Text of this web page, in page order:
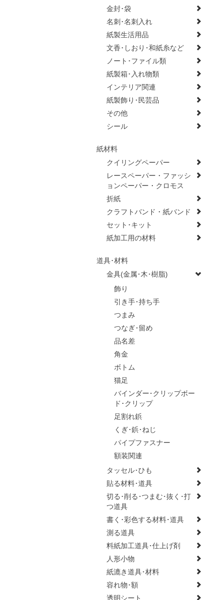
金封･袋
名刺･名刺入れ
紙製生活用品
文香･しおり･和紙糸など
ノート･ファイル類
紙製箱･入れ物類
インテリア関連
紙製飾り･民芸品
その他
シール
紙材料
クイリングペーパー
レースペーパー・ファッシ
ョンペーパー・クロモス
折紙
クラフトバンド・紙バンド
セット･キット
紙加工用の材料
道具･材料
金具(金属･木･樹脂)
飾り
引き手･持ち手
つまみ
つなぎ･留め
品名差
角金
ボトム
猫足
バインダー･クリップボー
ド･クリップ
足割れ鋲
くぎ･鋲･ねじ
パイプファスナー
額装関連
タッセル･ひも
貼る材料･道具
切る･削る･つまむ･抜く･打
つ道具
書く･彩色する材料･道具
測る道具
料紙加工道具･仕上げ剤
人形小物
紙漉き道具･材料
容れ物･額
透明シート